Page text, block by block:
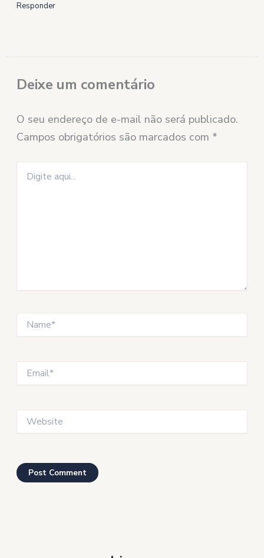
Responder
Deixe um comentário
O seu endereço de e-mail não será publicado.
Campos obrigatórios são marcados com *
aqui...